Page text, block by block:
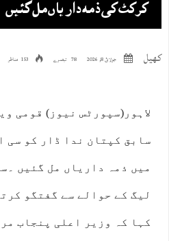
کرکٹ کی ذمہ داریاں مل گئیں
کھیل جولائ 8, 2026 78 تبصرے 153 مناظر
لاہور(سپورٹس نیوز) قومی
سابق کپتان ندا ڈار کو سی
میں ذمہ داریاں مل گئیں
لیگ کے حوالے سے گفتگو
کہا کہ وزیر اعلی پنجاب